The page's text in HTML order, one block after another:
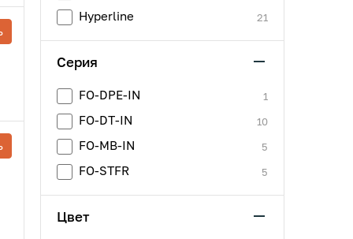
Hyperline 21
Серия
FO-DPE-IN 1
FO-DT-IN 10
FO-MB-IN 5
FO-STFR 5
Цвет